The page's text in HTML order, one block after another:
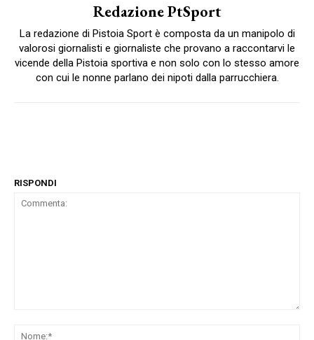
Redazione PtSport
La redazione di Pistoia Sport è composta da un manipolo di
valorosi giornalisti e giornaliste che provano a raccontarvi le
vicende della Pistoia sportiva e non solo con lo stesso amore
con cui le nonne parlano dei nipoti dalla parrucchiera.
RISPONDI